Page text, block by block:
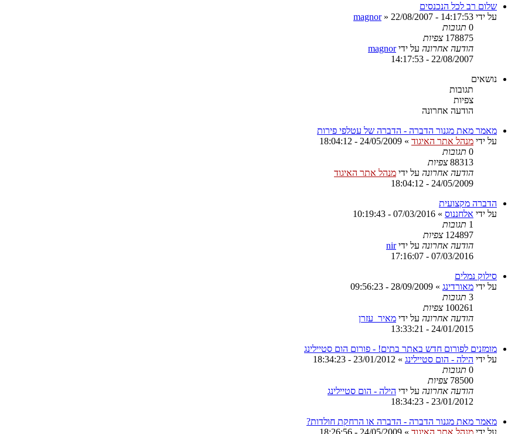
שלום רב לכל הנכנסים
על ידי
magnor» 22/08/2007 - 14:17:53
0 תגובות
178875 צפיות
הודעה אחרונה על ידיmagnor
22/08/2007 - 14:17:53
נושאים
תגובות
צפיות
הודעה אחרונה
מאמר מאת מגנור הדברה - הדברה של עטלפי פירות
על ידי מנהל אתר האיגוד »
24/05/2009 - 18:04:12
0 תגובות
88313 צפיות
הודעה אחרונה על ידי מנהל אתר האיגוד
24/05/2009 - 18:04:12
הדברה מקצועית
על ידי אלחננוס »
07/03/2016 - 10:19:43
1 תגובות
124897 צפיות
הודעה אחרונה על ידיnir
07/03/2016 - 17:16:07
סילוק נמלים
על ידי מאורדינג »
28/09/2009 - 09:56:23
3 תגובות
100261 צפיות
הודעה אחרונה על ידי מאיר_עזרן
24/01/2015 - 13:33:21
מומזנים לפורום חדש באתר בתים! - פורום הום סטיילינג
על ידי הילה - הום סטיילינג »
23/01/2012 - 18:34:23
0 תגובות
78500 צפיות
הודעה אחרונה על ידי הילה - הום סטיילינג
23/01/2012 - 18:34:23
מאמר מאת מגנור הדברה - הדברה או הרחקת חולדות?
על ידי מנהל אתר האיגוד »
24/05/2009 - 18:26:56